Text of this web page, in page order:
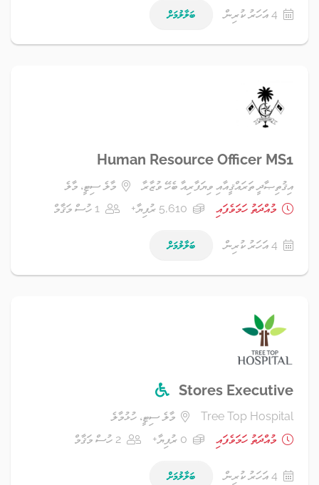
4 އަހަރު ކުރިން ބަލާލުމަށް
Human Resource Officer MS1
އިޤުތިޞާދީ ތަރައްޤީއާއި ވިޔަފާރިއާ ބެހޭ ވުޒާރާ
މާލެ ސިޓީ، މާލެ
މުއްދަތު ހަމަވެފައި
5,610 ރުފިޔާ+ 1 ހުސް މަޤާމް
4 އަހަރު ކުރިން ބަލާލުމަށް
Stores Executive
Tree Top Hospital
މާލެ ސިޓީ، ހުޅުމާލެ
މުއްދަތު ހަމަވެފައި
0 ރުފިޔާ+ 2 ހުސް މަޤާމް
4 އަހަރު ކުރިން ބަލާލުމަށް